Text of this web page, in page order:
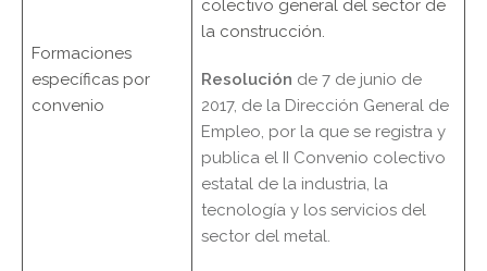
Formaciones
específicas por
convenio
colectivo general del sector de
la construcción.
Resolución de 7 de junio de
2017, de la Dirección General de
Empleo, por la que se registra y
publica el II Convenio colectivo
estatal de la industria, la
tecnología y los servicios del
sector del metal.